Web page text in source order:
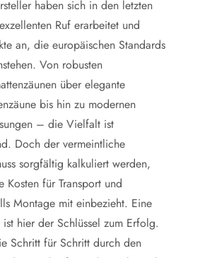
haben sich in den letzten
Ruf erarbeitet und
an, die europäischen Standards
Von robusten
über elegante
bis hin zu modernen
– die Vielfalt ist
Doch der vermeintliche
sorgfältig kalkuliert werden,
Kosten für Transport und
Montage mit einbezieht. Eine
hier der Schlüssel zum Erfolg.
Schritt für Schritt durch den